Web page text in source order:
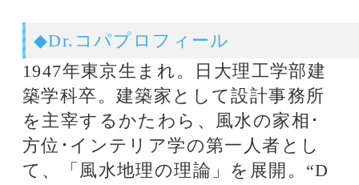
★当たると評判のDr.コパ先生の占い
を体験したい方はこちら
Dr.コパの恋愛金運風水
関連タグ